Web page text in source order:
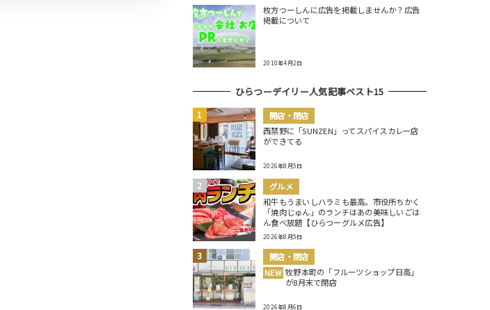
枚方つーしんに広告を掲載しませんか？広告
掲載について
2010年4月2日
ひらつーデイリー人気記事ベスト15
開店・閉店
西禁野に「SUNZEN」ってスパイスカレー店
ができてる
2026年8月5日
グルメ
和牛もうまいしハラミも最高。市役所ちかく
「焼肉じゅん」のランチはあの美味しいごは
ん食べ放題【ひらつーグルメ広告】
2026年8月5日
開店・閉店
NEW 牧野本町の「フルーツショップ日高」
が8月末で閉店
2026年8月6日